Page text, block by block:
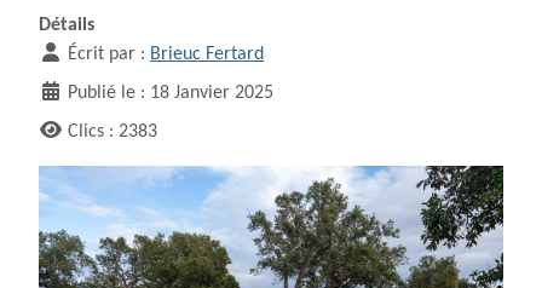
Détails
Écrit par : Brieuc Fertard
Publié le : 18 Janvier 2025
Clics : 2383